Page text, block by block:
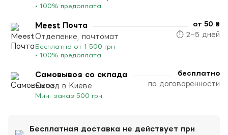
• 100% предоплата
Meest Почта
Отделение, почтомат
Бесплатно от 1 500 грн
• 100% предоплата
от 50 ₴
⏱ 2–5 дней
Самовывоз со склада
Склад в Киеве
Мин. заказ 500 грн
бесплатно
по договоренности
Бесплатная доставка не действует при